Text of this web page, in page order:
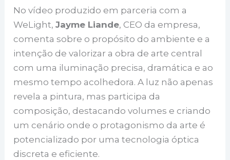
No vídeo produzido em parceria com a
WeLight,Jayme Liande, CEO da empresa,
comenta sobre o propósito do ambiente e a
intenção de valorizar a obra de arte central
com uma iluminação precisa, dramática e ao
mesmo tempo acolhedora. A luz não apenas
revela a pintura, mas participa da
composição, destacando volumes e criando
um cenário onde o protagonismo da arte é
potencializado por uma tecnologia óptica
discreta e eficiente.